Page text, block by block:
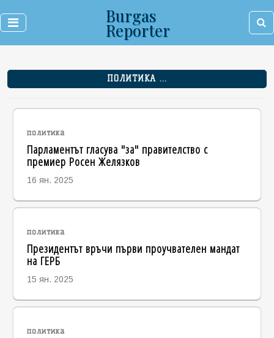
Burgas
Reporter
ПОЛИТИКА ...
политика
Парламентът гласува "за" правителство с
премиер Росен Желязков
16 ян. 2025
политика
Президентът връчи първи проучвателен мандат
на ГЕРБ
15 ян. 2025
политика